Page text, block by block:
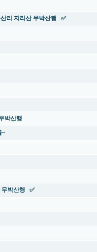
리 지리산 무박산행 ✅
박산행
~
무박산행 ✅